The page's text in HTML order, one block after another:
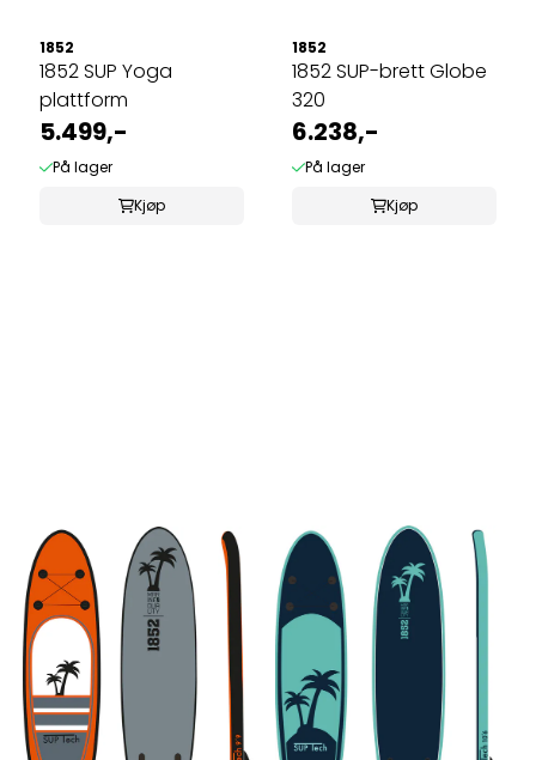
1852
1852 SUP Yoga
plattform
5.499,-
På lager
Kjøp
1852
1852 SUP-brett Globe
320
6.238,-
På lager
Kjøp